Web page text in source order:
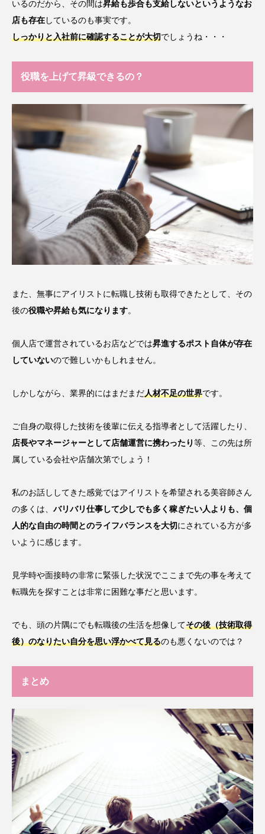
いるのだから、その間は昇給も歩合も支給しないというようなお
店も存在しているのも事実です。
しっかりと入社前に確認することが大切でしょうね・・・
役職を上げて昇級できるの？
また、無事にアイリストに転職し技術も取得できたとして、その
後の役職や昇給も気になります。
個人店で運営されているお店などでは昇進するポスト自体が存在
していないので難しいかもしれません。
しかしながら、業界的にはまだまだ人材不足の世界です。
ご自身の取得した技術を後輩に伝える指導者として活躍したり、
店長やマネージャーとして店舗運営に携わったり等、この先は所
属している会社や店舗次第でしょう！
私のお話ししてきた感覚ではアイリストを希望される美容師さん
の多くは、 バリバリ仕事して少しでも多く稼ぎたい人よりも、個
人的な自由の時間とのライフバランスを大切にされている方が多
いように感じます。
見学時や面接時の非常に緊張した状況でここまで先の事を考えて
転職先を探すことは非常に困難な事だと思います。
でも、頭の片隅にでも転職後の生活を想像してその後（技術取得
後）のなりたい自分を思い浮かべて見るのも悪くないのでは？
まとめ